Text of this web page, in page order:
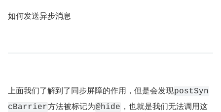
如何发送异步消息
上面我们了解到了同步屏障的作用，但是会发现postSyn
cBarrier方法被标记为@hide ，也就是我们无法调用这